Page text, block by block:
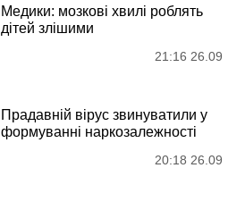
Медики: мозкові хвилі роблять
дітей злішими
21:16 26.09
Прадавній вірус звинуватили у
формуванні наркозалежності
20:18 26.09